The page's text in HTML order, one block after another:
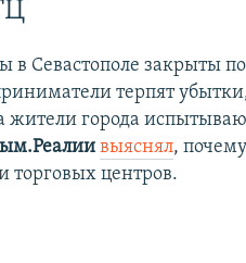
в Севастополе закрыты
терпят
города
выяснял,
торговых центров.